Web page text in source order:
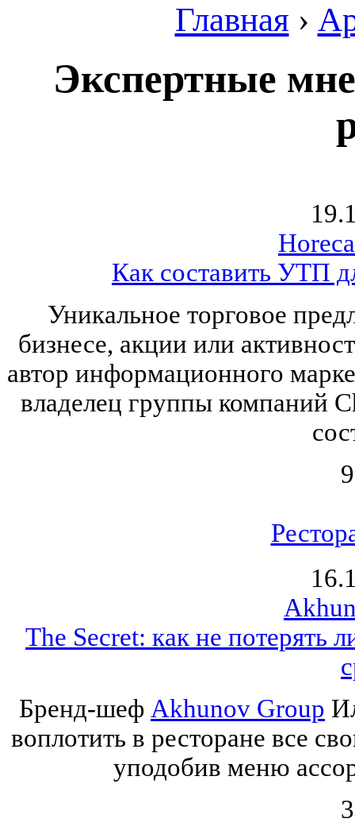
Главная ›
Экспертные
Как составить УТП
Уникальное торговое
бизнесе, акции или
автор информационного
владелец группы компаний
The Secret: как не потерять
Бренд-шеф Akhunov Group
воплотить в ресторане все
уподобив меню